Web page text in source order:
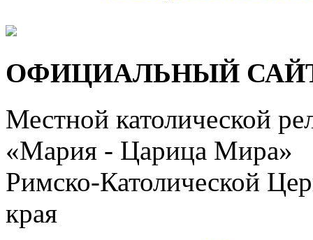
ОФИЦИАЛЬНЫЙ
Местной католической
«Мария - Царица Мира»
Римско-Католической
края